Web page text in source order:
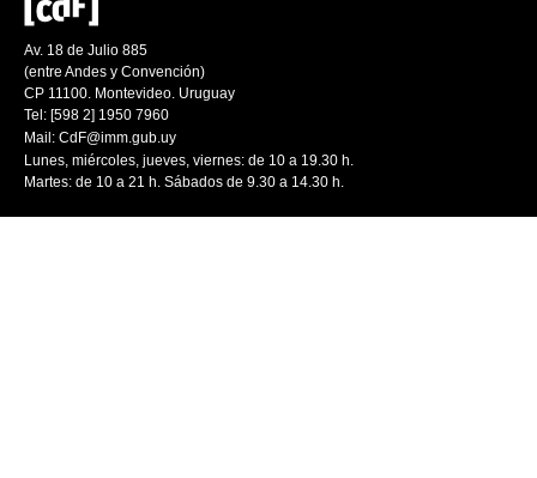
Av. 18 de Julio 885
(entre Andes y Convención)
CP 11100. Montevideo. Uruguay
Tel: [598 2] 1950 7960
Mail: CdF@imm.gub.uy
Lunes, miércoles, jueves, viernes: de 10 a 19.30 h.
Martes: de 10 a 21 h. Sábados de 9.30 a 14.30 h.